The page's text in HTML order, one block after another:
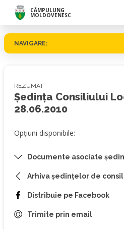
CÂMPULUNG
MOLDOVENESC
NAVIGARE:
REZUMAT
Ședința Consiliului
28.06.2010
Opțiuni disponibile:
Documente asociate
Arhiva ședințelor de
Distribuie pe Facebook
Trimite prin email